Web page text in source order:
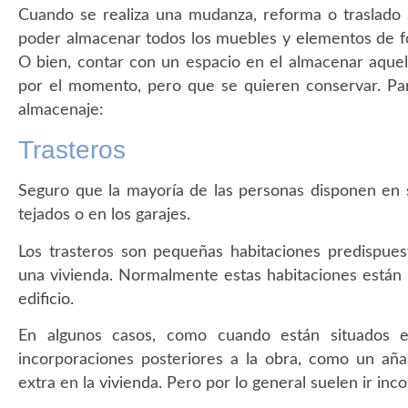
Cuando se realiza una mudanza, reforma o
poder almacenar todos los muebles y elementos
O bien, contar con un espacio en el almacenar
por el momento, pero que se quieren conservar.
almacenaje:
Trasteros
Seguro que la mayoría de las personas disponen
tejados o en los garajes.
Los trasteros son pequeñas habitaciones
una vivienda. Normalmente estas habitaciones
edificio.
En algunos casos, como cuando están
incorporaciones posteriores a la obra, como un
extra en la vivienda. Pero por lo general suelen ir